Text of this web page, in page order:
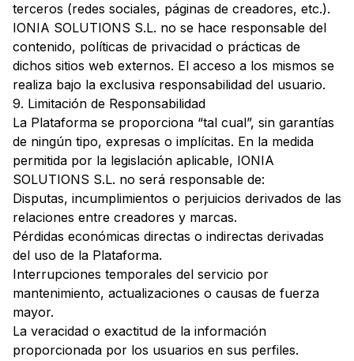
terceros (redes sociales, páginas de creadores, etc.).
IONIA SOLUTIONS S.L. no se hace responsable del
contenido, políticas de privacidad o prácticas de
dichos sitios web externos. El acceso a los mismos se
realiza bajo la exclusiva responsabilidad del usuario.
9. Limitación de Responsabilidad
La Plataforma se proporciona “tal cual”, sin garantías
de ningún tipo, expresas o implícitas. En la medida
permitida por la legislación aplicable, IONIA
SOLUTIONS S.L. no será responsable de:
Disputas, incumplimientos o perjuicios derivados de las
relaciones entre creadores y marcas.
Pérdidas económicas directas o indirectas derivadas
del uso de la Plataforma.
Interrupciones temporales del servicio por
mantenimiento, actualizaciones o causas de fuerza
mayor.
La veracidad o exactitud de la información
proporcionada por los usuarios en sus perfiles.